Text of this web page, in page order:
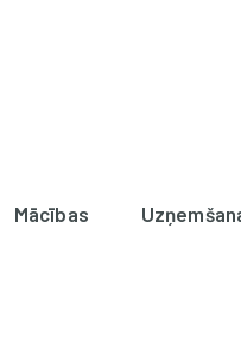
Mācības